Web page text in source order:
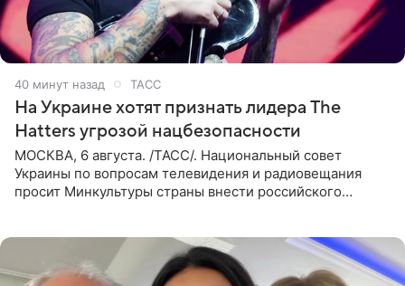
40 минут назад ТАСС
На Украине хотят признать лидера The
Hatters угрозой нацбезопасности
МОСКВА, 6 августа. /ТАСС/. Национальный совет
Украины по вопросам телевидения и радиовещания
просит Минкультуры страны внести российского